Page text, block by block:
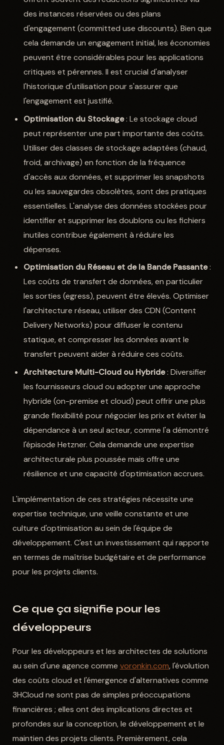
des instances réservées ou des plans
d'engagement (committed use discounts). Bien que
cela demande un engagement initial, les économies
peuvent être considérables pour les applications
critiques et pérennes. Il est crucial d'analyser
l'historique d'utilisation pour s'assurer que
l'engagement est justifié.
Optimisation du Stockage: Le stockage cloud
peut représenter une part importante des coûts.
Utiliser des classes de stockage adaptées (chaud,
froid, archivage) en fonction de la fréquence
d'accès aux données, et supprimer les snapshots
ou les sauvegardes obsolètes, sont des pratiques
essentielles. L'analyse des données stockées pour
identifier et supprimer les doublons ou les fichiers
inutiles contribue également à réduire les
dépenses.
Optimisation du Réseau et de la Bande Passante:
Les coûts de transfert de données, en particulier
les sorties (egress), peuvent être élevés. Optimiser
l'architecture réseau, utiliser des CDN (Content
Delivery Networks) pour diffuser le contenu
statique, et compresser les données avant le
transfert peuvent aider à réduire ces coûts.
Architecture Multi-Cloud ou Hybride: Diversifier
les fournisseurs cloud ou adopter une approche
hybride (on-premise et cloud) peut offrir une plus
grande flexibilité pour négocier les prix et éviter la
dépendance à un seul acteur, comme l'a démontré
l'épisode Hetzner. Cela demande une expertise
architecturale plus poussée mais offre une
résilience et une capacité d'optimisation accrues.
L'implémentation de ces stratégies nécessite une
expertise technique, une veille constante et une
culture d'optimisation au sein de l'équipe de
développement. C'est un investissement qui rapporte
en termes de maîtrise budgétaire et de performance
pour les projets clients.
Ce que ça signifie pour les
développeurs
Pour les développeurs et les architectes de solutions
au sein d'une agence comme voronkin.com, l'évolution
des coûts cloud et l'émergence d'alternatives comme
3HCloud ne sont pas de simples préoccupations
financières ; elles ont des implications directes et
profondes sur la conception, le développement et le
maintien des projets clients. Premièrement, cela